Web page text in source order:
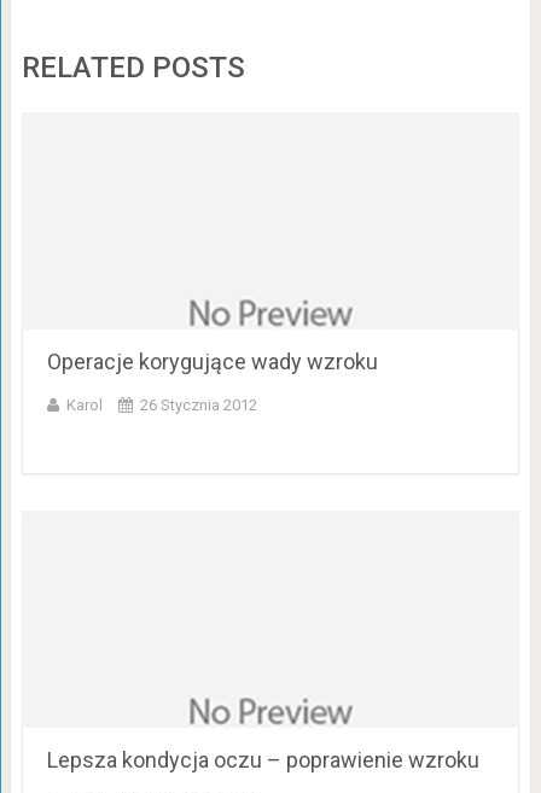
RELATED POSTS
Operacje korygujące wady wzroku
Karol 26 Stycznia 2012
Lepsza kondycja oczu – poprawienie wzroku